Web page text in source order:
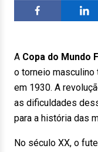
A Copa do Mundo
o torneio
em 1930. A
as dificuldades
para a história das
No século XX, o